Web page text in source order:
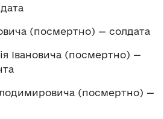
(посмертно) — солдата
(посмертно) —
(посмертно) —